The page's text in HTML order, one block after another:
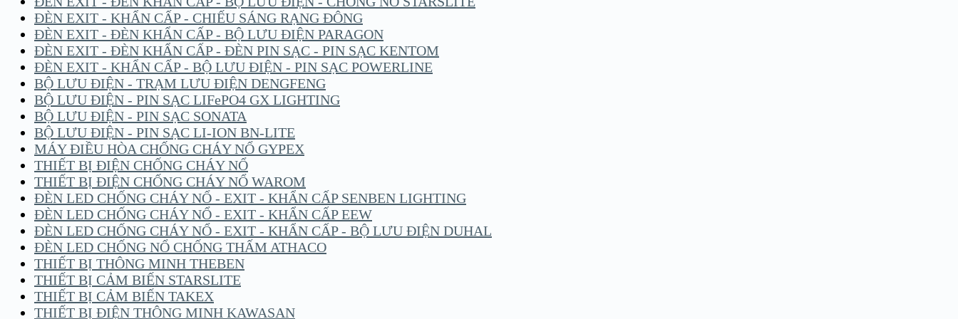
ĐÈN EXIT - KHẨN CẤP - CHIẾU SÁNG RẠNG ĐÔNG
ĐÈN EXIT - ĐÈN KHẨN CẤP - BỘ LƯU ĐIỆN PARAGON
ĐÈN EXIT - ĐÈN KHẨN CẤP - ĐÈN PIN SẠC - PIN SẠC KENTOM
ĐÈN EXIT - KHẨN CẤP - BỘ LƯU ĐIỆN - PIN SẠC POWERLINE
BỘ LƯU ĐIỆN - TRẠM LƯU ĐIỆN DENGFENG
BỘ LƯU ĐIỆN - PIN SẠC LIFePO4 GX LIGHTING
BỘ LƯU ĐIỆN - PIN SẠC SONATA
BỘ LƯU ĐIỆN - PIN SẠC LI-ION BN-LITE
MÁY ĐIỀU HÒA CHỐNG CHÁY NỔ GYPEX
THIẾT BỊ ĐIỆN CHỐNG CHÁY NỔ
THIẾT BỊ ĐIỆN CHỐNG CHÁY NỔ WAROM
ĐÈN LED CHỐNG CHÁY NỔ - EXIT - KHẨN CẤP SENBEN LIGHTING
ĐÈN LED CHỐNG CHÁY NỔ - EXIT - KHẨN CẤP EEW
ĐÈN LED CHỐNG CHÁY NỔ - EXIT - KHẨN CẤP - BỘ LƯU ĐIỆN DUHAL
ĐÈN LED CHỐNG NỔ CHỐNG THẤM ATHACO
THIẾT BỊ THÔNG MINH THEBEN
THIẾT BỊ CẢM BIẾN STARSLITE
THIẾT BỊ CẢM BIẾN TAKEX
THIẾT BỊ ĐIỆN THÔNG MINH KAWASAN